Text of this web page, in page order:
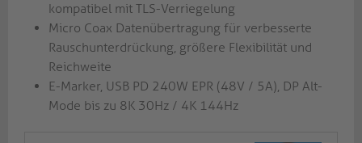
kompatibel mit TLS-Verriegelung
Micro Coax Datenübertragung für verbesserte
Rauschunterdrückung, größere Flexibilität und
Reichweite
E-Marker, USB PD 240W EPR (48V / 5A), DP Alt-
Mode bis zu 8K 30Hz / 4K 144Hz